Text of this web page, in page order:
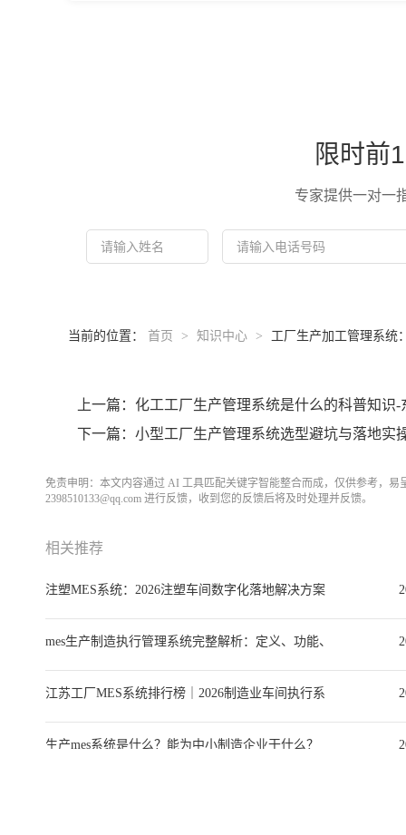
限时前
专家提供一对一
当前的位置： 首页 > 知识中心 > 工厂生产加工管理系统
上一篇：化工工厂生产管理系统是什么的科普知识-
下一篇：小型工厂生产管理系统选型避坑与落地实
免责申明：本文内容通过 AI 工具匹配关键字智能整合而成，仅供参考，
2398510133@qq.com 进行反馈，收到您的反馈后将及时处理并反馈。
相关推荐
注塑MES系统：2026注塑车间数字化落地解决方案
mes生产制造执行管理系统完整解析：定义、功能、
江苏工厂MES系统排行榜｜2026制造业车间执行系
生产mes系统是什么？能为中小制造企业干什么？